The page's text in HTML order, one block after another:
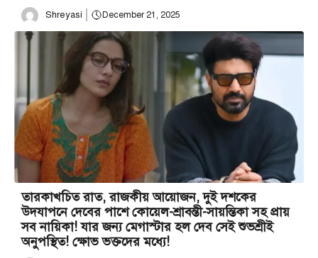
Shreyasi December 21, 2025
তারকাখচিত রাত, রাজকীয় আয়োজন, দুই দশকের
উদযাপনে দেবের পাশে কোয়েল-শ্রাবন্তী-সায়ন্তিকা সহ প্রায়
সব নায়িকা! যার জন্য মেগাস্টার হল দেব সেই শুভশ্রীই
অনুপস্থিত! ক্ষোভ ভক্তদের মধ্যে!